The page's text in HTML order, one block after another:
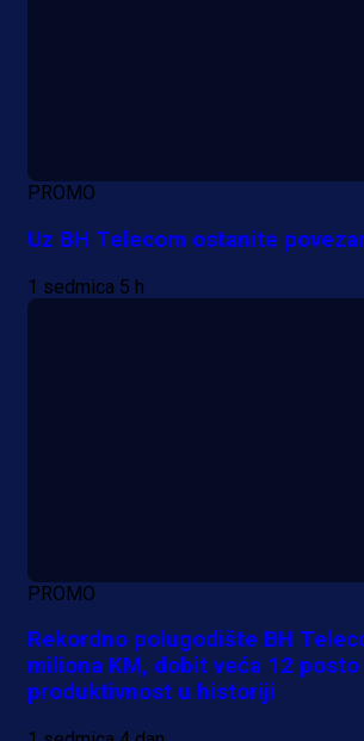
PROMO
Uz BH Telecom ostanite
1 sedmica 5 h
PROMO
Rekordno polugodište BH
miliona KM, dobit veća 12
produktivnost u historiji